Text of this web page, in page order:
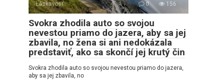
Láskavosť 0 156
Svokra zhodila auto so svojou
nevestou priamo do jazera, aby sa jej
zbavila, no žena si ani nedokázala
predstaviť, ako sa skončí jej krutý čin
Svokra zhodila auto so svojou nevestou priamo do jazera,
aby sa jej zbavila, no